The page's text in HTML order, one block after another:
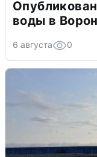
воды в
6 августа 0